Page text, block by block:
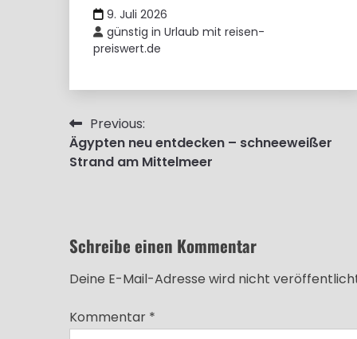
9. Juli 2026
günstig in Urlaub mit reisen-
preiswert.de
Beitragsnavigation
Previous:
Ägypten neu entdecken – schneeweißer
Strand am Mittelmeer
Schreibe einen Kommentar
Deine E-Mail-Adresse wird nicht
Kommentar *